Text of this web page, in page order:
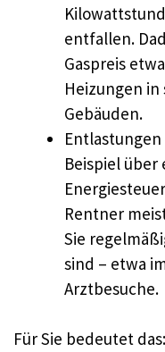
entfallen.
Gaspreis
Heizungen
Gebäuden.
Beispiel über
Rentner
Sie
sind – etwa
Arztbesuche.
Für Sie bedeutet